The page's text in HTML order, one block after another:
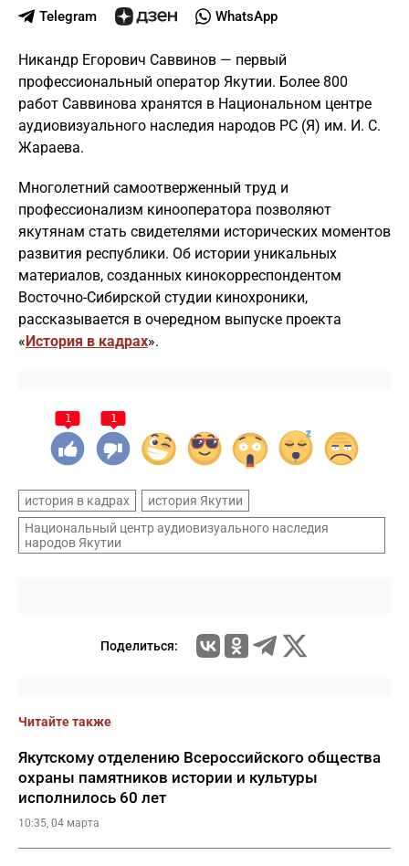
Telegram WhatsApp
Никандр Егорович Саввинов — первый
профессиональный оператор Якутии. Более 800
работ Саввинова хранятся в Национальном центре
аудиовизуального наследия народов РС (Я) им. И. С.
Жараева.
Многолетний самоотверженный труд и
профессионализм кинооператора позволяют
якутянам стать свидетелями исторических моментов
развития республики. Об истории уникальных
материалов, созданных кинокорреспондентом
Восточно-Сибирской студии кинохроники,
рассказывается в очередном выпуске проекта
«История в кадрах».
1 1
история в кадрах
история Якутии
Национальный центр аудиовизуального наследия
народов Якутии
Поделиться:
Читайте также
Якутскому отделению Всероссийского общества
охраны памятников истории и культуры
исполнилось 60 лет
10:35, 04 марта